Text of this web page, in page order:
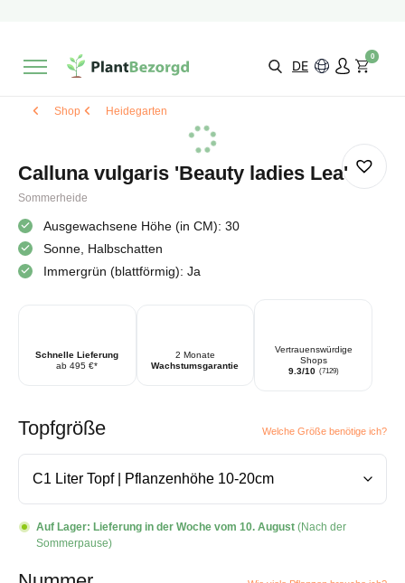
Wähle selbst
DE
0
Shop Heidegarten
Calluna vulgaris 'Beauty ladies Lea'
Sommerheide
Ausgewachsene Höhe (in CM): 30
Sonne, Halbschatten
Immergrün (blattförmig): Ja
Schnelle Lieferung
ab 495 €*
2 Monate
Wachstumsgarantie
Vertrauenswürdige
Shops
9.3/10 (7129)
Topfgröße Welche Größe benötige ich?
Auf Lager: Lieferung in der Woche vom 10. August (Nach der
Sommerpause)